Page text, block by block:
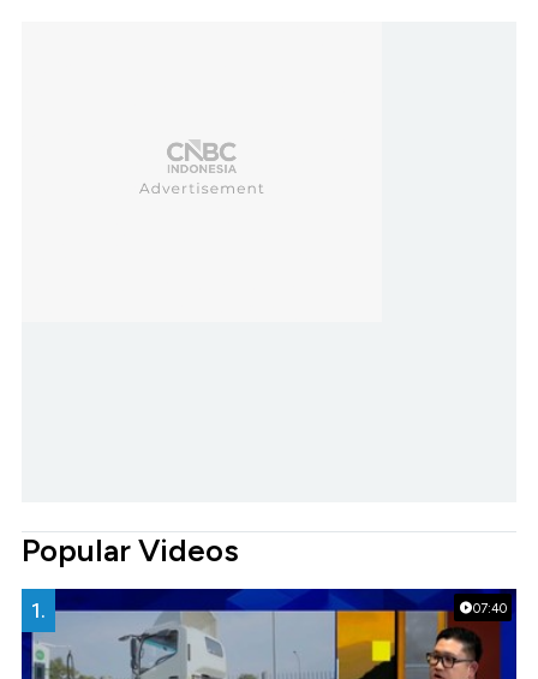
Popular Videos
07:40
1.